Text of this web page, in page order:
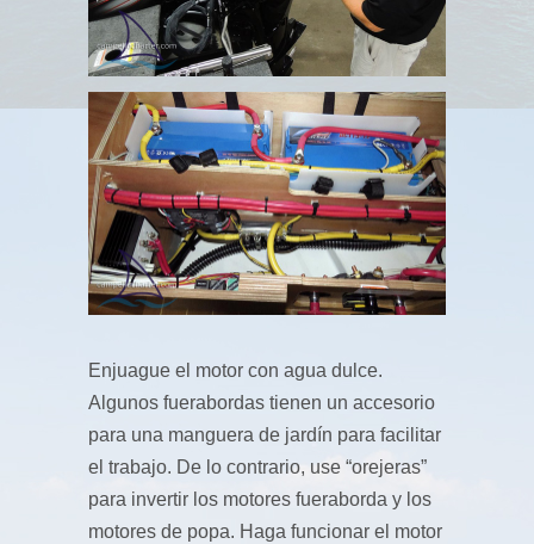
Enjuague el motor con agua dulce.
Algunos fuerabordas tienen un accesorio
para una manguera de jardín para facilitar
el trabajo. De lo contrario, use “orejeras”
para invertir los motores fueraborda y los
motores de popa. Haga funcionar el motor